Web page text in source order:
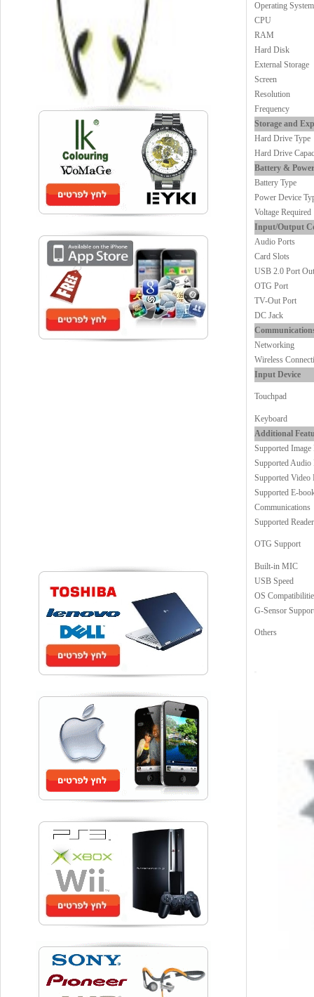
Operating System
CPU
RAM
Hard Disk
External Storage
Screen
Resolution
Frequency
Storage and
Hard Drive Type
Hard Drive
Battery & Power
Battery Type
Power Device
Voltage Required
Input/Output
Audio Ports
Card Slots
USB 2.0 Port
OTG Port
TV-Out Port
DC Jack
Networking
Wireless
Input Device
Touchpad
Keyboard
Additional
Supported Image
Supported Audio
Supported Video
Supported E-
Communications
Supported Reader
OTG Support
Built-in MIC
USB Speed
OS
G-Sensor
Others